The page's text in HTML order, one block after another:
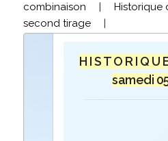
combinaison
| Historique
second tirage
|
H I S T O R I Q U
samedi